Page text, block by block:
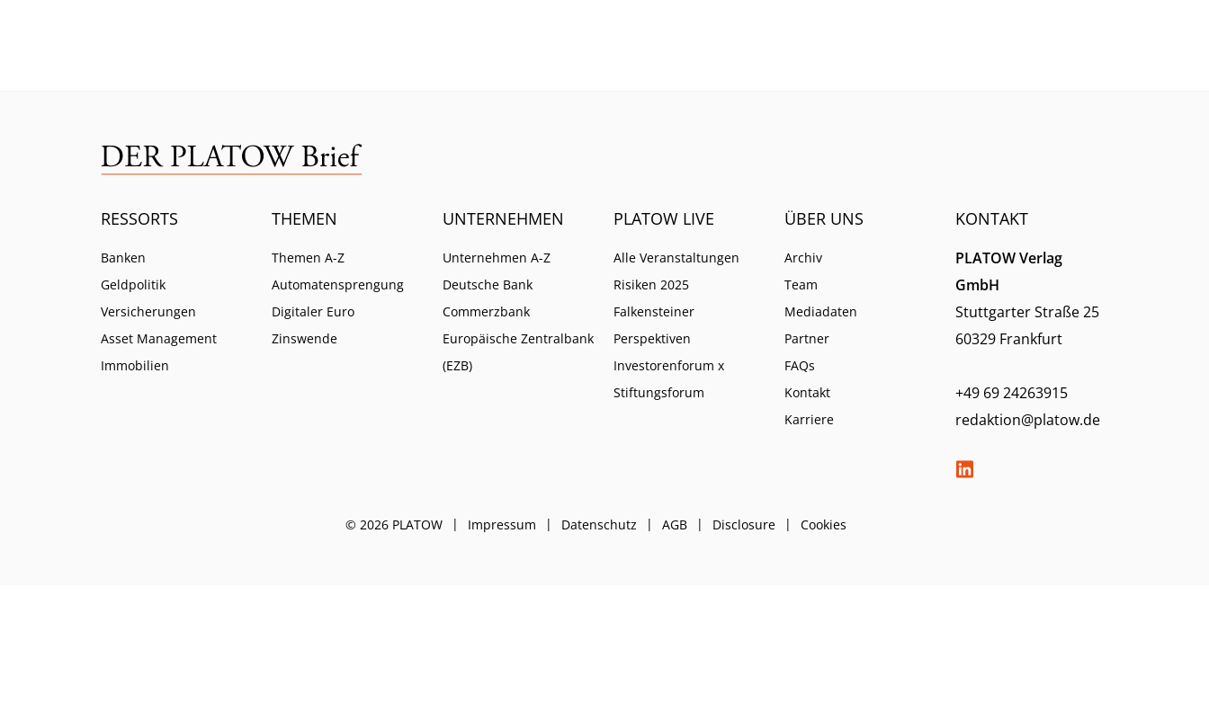
RESSORTS
Banken
Geldpolitik
Versicherungen
Asset Management
Immobilien
THEMEN
Themen A-Z
Automatensprengung
Digitaler Euro
Zinswende
UNTERNEHMEN
Unternehmen A-Z
Deutsche Bank
Commerzbank
Europäische Zentralbank
(EZB)
PLATOW LIVE
Alle Veranstaltungen
Risiken 2025
Falkensteiner
Perspektiven
Investorenforum x
Stiftungsforum
ÜBER UNS
Archiv
Team
Mediadaten
Partner
FAQs
Kontakt
Karriere
KONTAKT
PLATOW Verlag
GmbH
Stuttgarter Straße 25
60329 Frankfurt
+49 69 24263915
redaktion@platow.de
© 2026 PLATOW Impressum Datenschutz AGB Disclosure Cookies